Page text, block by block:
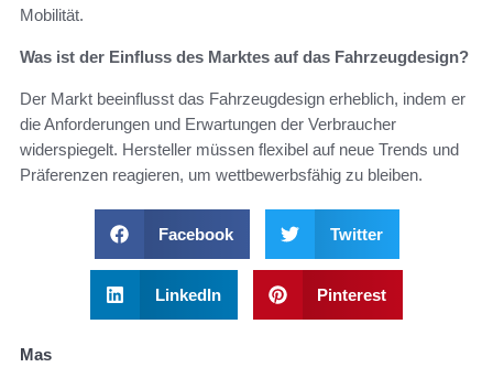
Mobilität.
Was ist der Einfluss des Marktes auf das Fahrzeugdesign?
Der Markt beeinflusst das Fahrzeugdesign erheblich, indem er
die Anforderungen und Erwartungen der Verbraucher
widerspiegelt. Hersteller müssen flexibel auf neue Trends und
Präferenzen reagieren, um wettbewerbsfähig zu bleiben.
Facebook Twitter
LinkedIn Pinterest
Mas